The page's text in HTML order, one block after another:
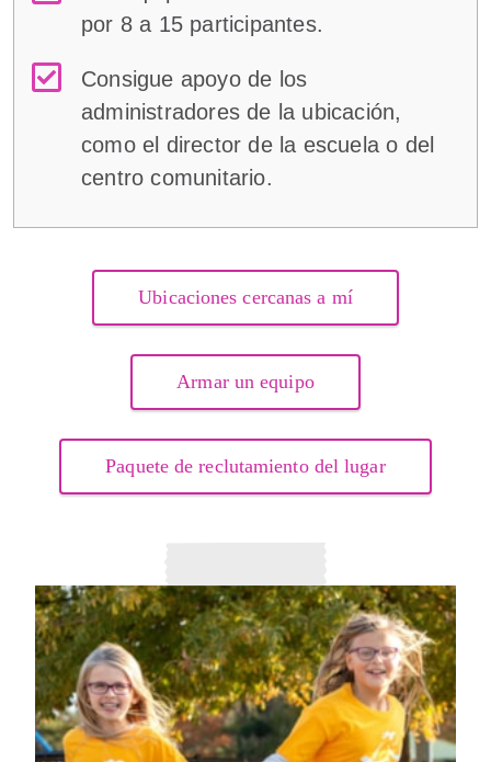
por 8 a 15 participantes.
Consigue apoyo de los
administradores de la ubicación,
como el director de la escuela o del
centro comunitario.
Ubicaciones cercanas a mí
Armar un equipo
Paquete de reclutamiento del lugar